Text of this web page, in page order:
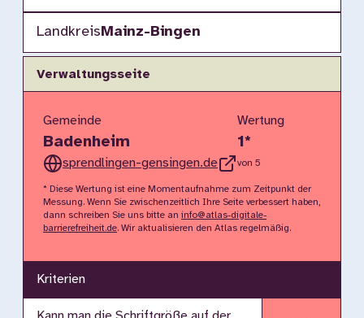
LandkreisMainz-Bingen
Verwaltungsseite
Gemeinde
Badenheim
sprendlingen-gensingen.de
Wertung
1*
von 5
* Diese Wertung ist eine Momentaufnahme zum Zeitpunkt der
Messung. Wenn Sie zwischenzeitlich Ihre Seite verbessert haben,
dann schreiben Sie uns bitte an info@atlas-digitale-
barrierefreiheit.de. Wir aktualisieren den Atlas regelmäßig.
Kriterien